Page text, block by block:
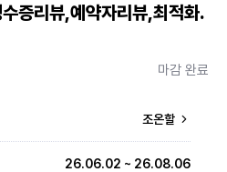
증리뷰,예약자리뷰,최적화.
마감 완료
조온할
26.06.02 ~ 26.08.06